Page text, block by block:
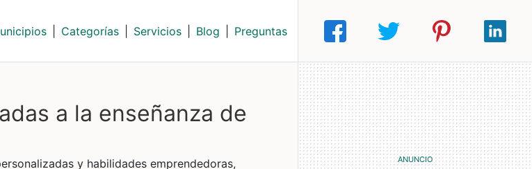
Categorías Servicios Blog Preguntas
a la enseñanza de
y habilidades emprendedoras,